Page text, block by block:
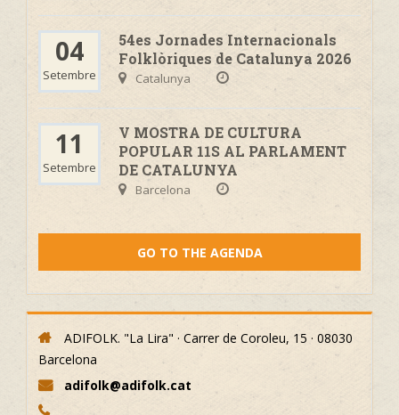
04
Setembre
54es Jornades Internacionals
Folklòriques de Catalunya 2026
Catalunya
11
Setembre
V MOSTRA DE CULTURA
POPULAR 11S AL PARLAMENT
DE CATALUNYA
Barcelona
GO TO THE AGENDA
ADIFOLK. "La Lira" · Carrer de Coroleu, 15 · 08030
Barcelona
adifolk@adifolk.cat